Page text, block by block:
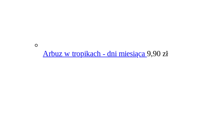
Arbuz w tropikach - dni miesiąca 9,90 zł